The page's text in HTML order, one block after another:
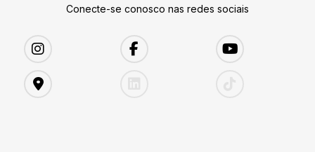
Conecte-se conosco nas redes sociais